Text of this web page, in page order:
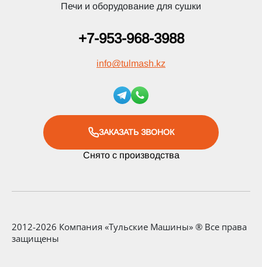
Печи и оборудование для сушки
+7-953-968-3988
info@tulmash.kz
ЗАКАЗАТЬ ЗВОНОК
Снято с производства
2012-2026 Компания «Тульские Машины» ® Все права
защищены